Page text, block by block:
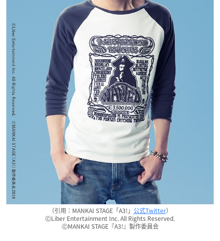
（引用：MANKAI STAGE「A3!」 公式Twitter）
ⒸLiber Entertainment Inc. All Rights Reserved.
ⒸMANKAI STAGE『A3!』製作委員会